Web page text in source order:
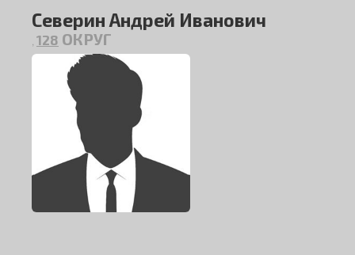
Северин Андрей Иванович
128 ОКРУГ